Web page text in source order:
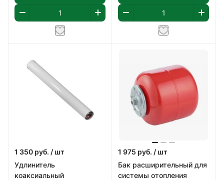
1 350 руб. / шт
Удлинитель
коаксиальный
1 975 руб. / шт
Бак расширительный для
системы отопления